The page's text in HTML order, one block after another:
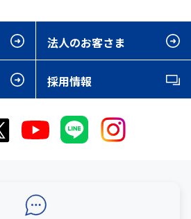
法人のお客さま
採用情報